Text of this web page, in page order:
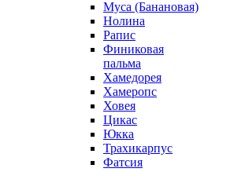
Муса (Банановая)
Нолина
Рапис
Финиковая
пальма
Хамедорея
Хамеропс
Ховея
Цикас
Юкка
Трахикарпус
Фатсия